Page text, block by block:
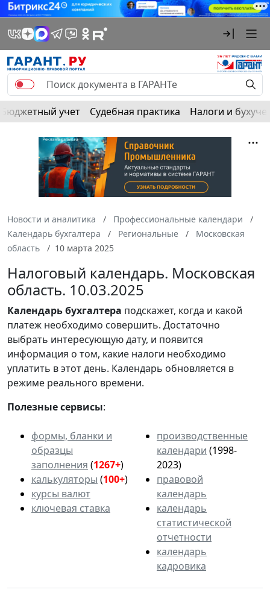
Бюджетный учет Судебная практика Налоги и
Новости и аналитика
Профессиональные календари
Календарь бухгалтера
Региональные
Московская
область
10 марта 2025
Налоговый календарь. Московская
область. 10.03.2025
Календарьбухгалтера подскажет, когда и какой
платеж необходимо совершить. Достаточно
выбрать интересующую дату, и появится
информация о том, какие налоги необходимо
уплатить в этот день. Календарь обновляется в
режиме реального времени.
Полезные сервисы:
формы, бланки и
образцы
заполнения (1267+)
калькуляторы (100+)
курсы валют
ключевая ставка
производственные
календари (1998-
2023)
правовой
календарь
календарь
статистической
отчетности
календарь
кадровика